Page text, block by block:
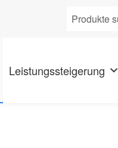
Produkt
Leistungssteigerung